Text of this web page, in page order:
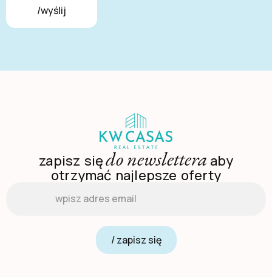
/wyślij
zapisz siędo newslettera aby
otrzymać najlepsze oferty
/ zapisz się